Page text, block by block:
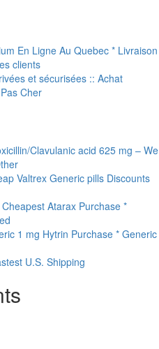
En Ligne Au Quebec * Livraison
clients
et sécurisées :: Achat
Cher
Clavulanic acid 625 mg – We
Valtrex Generic pills Discounts
Atarax Purchase *
1 mg Hytrin Purchase * Generic
U.S. Shipping